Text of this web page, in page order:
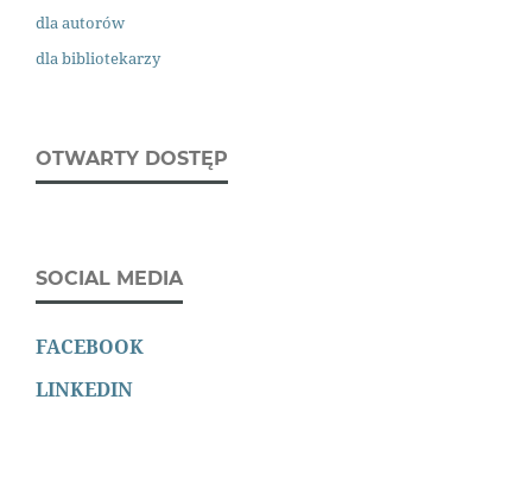
dla autorów
dla bibliotekarzy
OTWARTY DOSTĘP
SOCIAL MEDIA
FACEBOOK
LINKEDIN